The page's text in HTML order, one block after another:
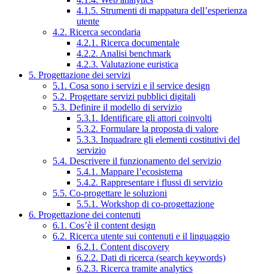
4.1.5. Strumenti di mappatura dell’esperienza
utente
4.2. Ricerca secondaria
4.2.1. Ricerca documentale
4.2.2. Analisi benchmark
4.2.3. Valutazione euristica
5. Progettazione dei servizi
5.1. Cosa sono i servizi e il service design
5.2. Progettare servizi pubblici digitali
5.3. Definire il modello di servizio
5.3.1. Identificare gli attori coinvolti
5.3.2. Formulare la proposta di valore
5.3.3. Inquadrare gli elementi costitutivi del
servizio
5.4. Descrivere il funzionamento del servizio
5.4.1. Mappare l’ecosistema
5.4.2. Rappresentare i flussi di servizio
5.5. Co-progettare le soluzioni
5.5.1. Workshop di co-progettazione
6. Progettazione dei contenuti
6.1. Cos’è il content design
6.2. Ricerca utente sui contenuti e il linguaggio
6.2.1. Content discovery
6.2.2. Dati di ricerca (search keywords)
6.2.3. Ricerca tramite analytics